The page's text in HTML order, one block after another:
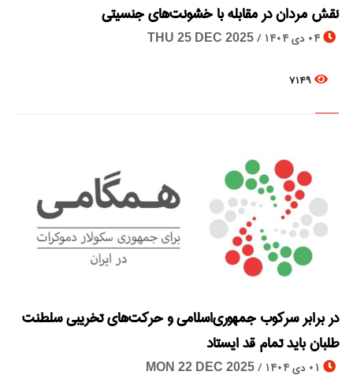
© Image Copyrights Title
نقش مردان در مقابله با خشونت‌های جنسیتی
04 دی 1404 / THU 25 DEC 2025
7149
© Image Copyrights Title
در برابر سرکوب جمهوری‌اسلامی و حرکت‌های تخریبی سلطنت
طلبان باید تمام قد ایستاد
01 دی 1404 / MON 22 DEC 2025